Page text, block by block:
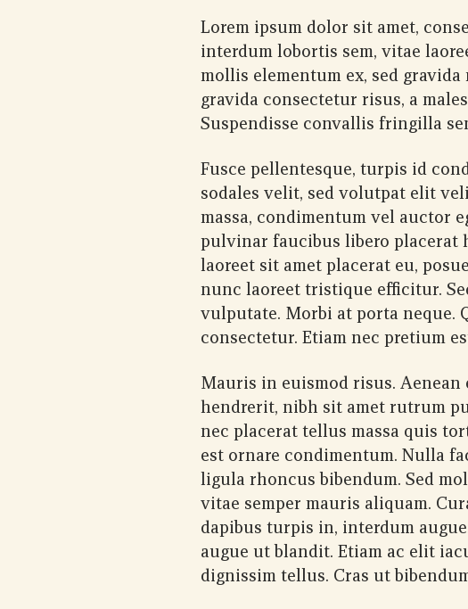
Lorem ipsum dolor sit amet,
interdum lobortis sem, vitae
mollis elementum ex, sed
gravida consectetur risus, a
Suspendisse convallis fringilla
Fusce pellentesque, turpis id
sodales velit, sed volutpat elit
massa, condimentum vel auctor
pulvinar faucibus libero placerat
laoreet sit amet placerat eu,
nunc laoreet tristique efficitur.
vulputate. Morbi at porta neque.
consectetur. Etiam nec pretium
Mauris in euismod risus. Aenean
hendrerit, nibh sit amet rutrum
nec placerat tellus massa quis
est ornare condimentum. Nulla
ligula rhoncus bibendum. Sed
vitae semper mauris aliquam.
dapibus turpis in, interdum
augue ut blandit. Etiam ac elit
dignissim tellus. Cras ut